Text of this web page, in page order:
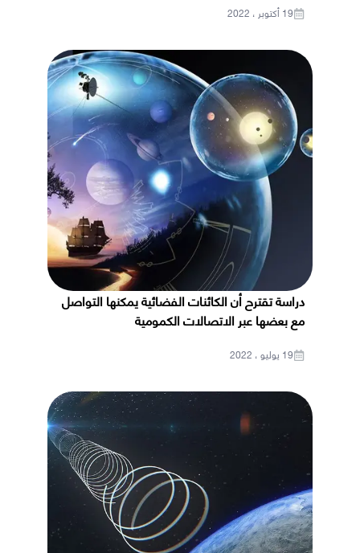
19 أكتوبر ، 2022
دراسة تقترح أن الكائنات الفضائية يمكنها التواصل
مع بعضها عبر الاتصالات الكمومية
19 يوليو ، 2022